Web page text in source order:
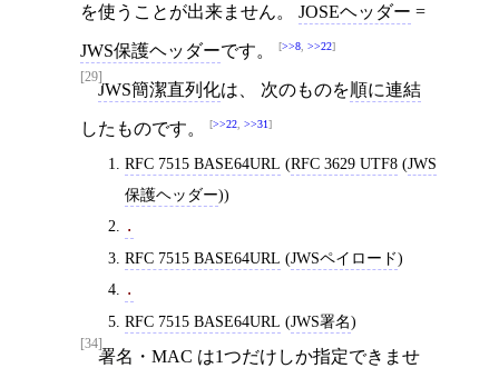
を使うことが出来ません。 JOSEヘッダー =
JWS保護ヘッダーです。 >>8, >>22
[29]
JWS簡潔直列化は、 次のものを順に連結
したものです。 >>22, >>31
RFC 7515 BASE64URL (RFC 3629 UTF8 (JWS
保護ヘッダー))
.
RFC 7515 BASE64URL (JWSペイロード)
.
RFC 7515 BASE64URL (JWS署名)
[34]
署名 ・ MAC は1つだけしか指定できませ